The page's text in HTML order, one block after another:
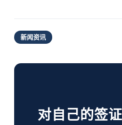
新闻资讯
对自己的签